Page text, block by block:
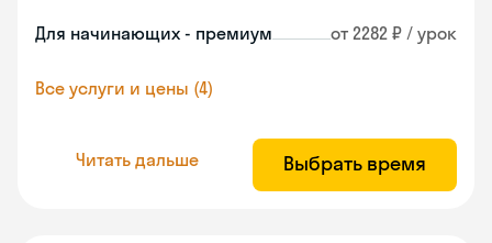
Для начинающих - премиум от 2282 ₽ / урок
Все услуги и цены (4)
Читать дальше Выбрать время